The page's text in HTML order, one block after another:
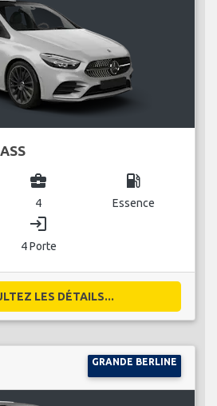
business_center
4
local_gas_station
Essence
login
4 Porte
LES DÉTAILS...
GRANDE BERLINE